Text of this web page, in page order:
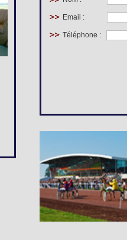
Email :
Téléphone :